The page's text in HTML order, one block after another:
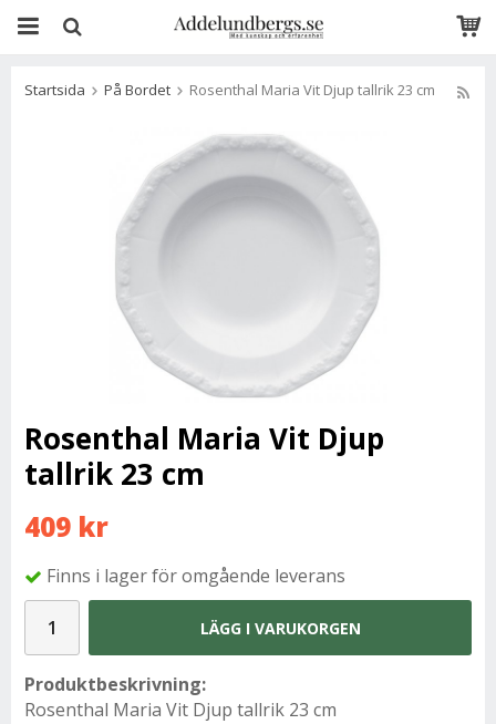
Startsida På Bordet Rosenthal Maria Vit Djup tallrik 23 cm
Rosenthal Maria Vit Djup
tallrik 23 cm
409 kr
Finns i lager för omgående leverans
LÄGG I VARUKORGEN
Produktbeskrivning:
Rosenthal Maria Vit Djup tallrik 23 cm